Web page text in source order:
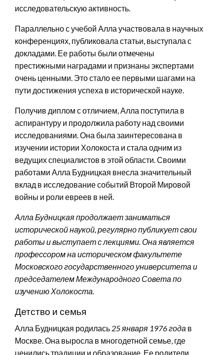
исследовательскую активность.
Параллельно с учебой Алла участвовала в научных
конференциях, публиковала статьи, выступала с
докладами. Ее работы были отмечены
престижными наградами и признаны экспертами
очень ценными. Это стало ее первыми шагами на
пути достижения успеха в исторической науке.
Получив диплом с отличием, Алла поступила в
аспирантуру и продолжила работу над своими
исследованиями. Она была заинтересована в
изучении истории Холокоста и стала одним из
ведущих специалистов в этой области. Своими
работами Алла Будницкая внесла значительный
вклад в исследование событий Второй Мировой
войны и роли евреев в ней.
Алла Будницкая продолжает заниматься
исторической наукой, регулярно публикует свои
работы и выступает с лекциями. Она является
профессором на историческом факультете
Московского государственного университета и
председателем Международного Совета по
изучению Холокоста.
Детство и семья
Алла Будницкая родилась 25 января 1976 года в
Москве. Она выросла в многодетной семье, где
ценились традиции и образование. Ее родители